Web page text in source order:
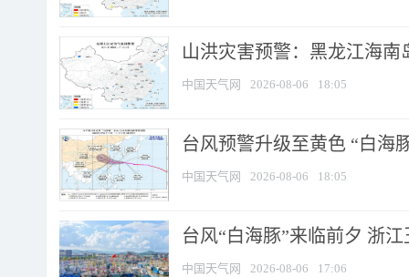
山洪灾害预警：黑龙江海
中国天气网 2026-08-06 18:05
台风预警升级至黄色 “白海
中国天气网 2026-08-06 18:05
台风“白海豚”来临前夕 浙
中国天气网 2026-08-06 17:06